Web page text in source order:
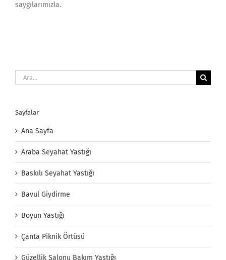
saygılarımızla.
Ara:
Sayfalar
Ana Sayfa
Araba Seyahat Yastığı
Baskılı Seyahat Yastığı
Bavul Giydirme
Boyun Yastığı
Çanta Piknik Örtüsü
Güzellik Salonu Bakım Yastığı